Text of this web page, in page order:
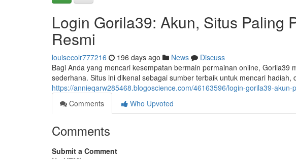
Login Gorila39: Akun, Situs Paling
Resmi
louisecolr777216 196 days ago News
Discuss
Bagi Anda yang mencari kesempatan bermain permainan online, Gorila39
sederhana. Situs ini dikenal sebagai sumber terbaik untuk mencari hadiah,
https://annieqarw285468.blogoscience.com/46163596/login-gorila39-
Comments
Who Upvoted
Comments
Submit a Comment